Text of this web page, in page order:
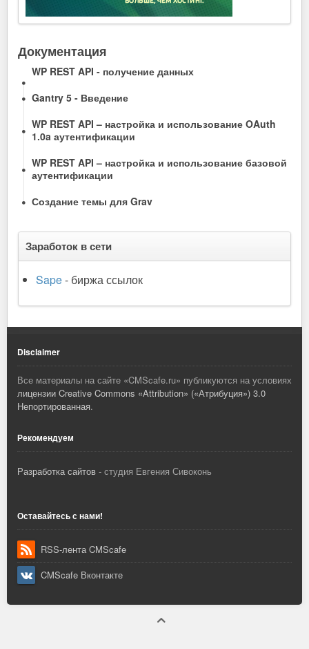
Документация
WP REST API - получение данных
Gantry 5 - Введение
WP REST API – настройка и использование OAuth
1.0a аутентификации
WP REST API – настройка и использование базовой
аутентификации
Создание темы для Grav
Заработок в сети
Sape- биржа ссылок
Disclaimer
Все материалы на сайте «CMScafe.ru» публикуются на условиях
лицензии Creative Commons «Attribution» («Атрибуция») 3.0
Непортированная.
Рекомендуем
Разработка сайтов - студия Евгения Сивоконь
Оставайтесь с нами!
RSS-лента CMScafe
CMScafe Вконтакте